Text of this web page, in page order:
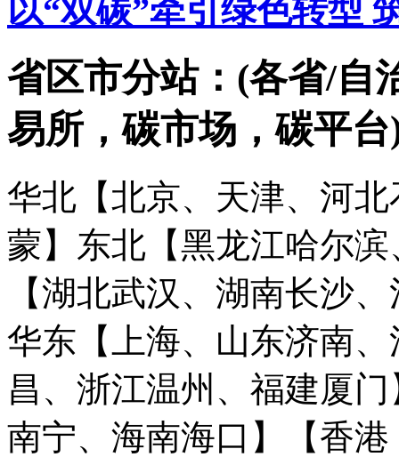
以“双碳”牵引绿色转型
省区市分站：(各省/自
易所，碳市场，碳平台
华北【北京、天津、河
蒙】 东北【黑龙江哈尔
【湖北武汉、湖南长沙
华东【上海、山东济南
昌、浙江温州、福建厦门
南宁、海南海口】
【香